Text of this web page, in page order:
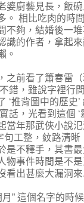
婆廚藝見長，飯
。 相比吃肉的時
不夠，結婚後一
識的作者，拿起來
。
之前看了簫春雷（
錯，雖說字裡行
‘推背圖中的歷史’
話，光看到這個
當年那武俠小說
句工整，紋路清晰
是不釋手，其書
物事件時間是不
看出甚麼大漏洞來
” 這個名字的時